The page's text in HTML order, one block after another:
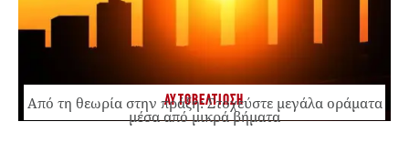
ΑΥΤΟΒΕΛΤΙΩΣΗ
Από τη θεωρία στην πράξη: Στοχεύστε μεγάλα οράματα
μέσα από μικρά βήματα